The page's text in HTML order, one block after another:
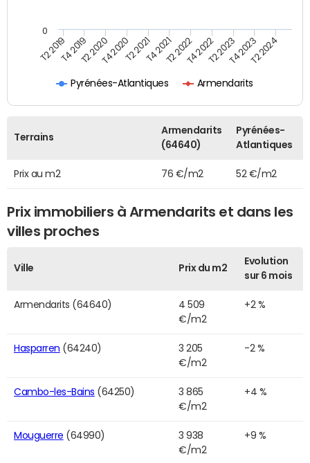
Pyrénées-Atlantiques Armendarits
T2 2019T4 2019T2 2020T4 2020T2 2021T4 2021T2 2022T4 2022T2 2023T4 2023T2 2024
0
Terrains
Armendarits
(64640)
Pyrénées-
Atlantiques
Prix au m2 76 €/m2 52 €/m2
Prix immobiliers à Armendarits et dans les
villes proches
Ville Prix du m2
Evolution
sur 6 mois
Armendarits (64640)
4 509
€/m2
+2 %
Hasparren (64240)
3 205
€/m2
-2 %
Cambo-les-Bains (64250)
3 865
€/m2
+4 %
Mouguerre (64990)
3 938
€/m2
+9 %